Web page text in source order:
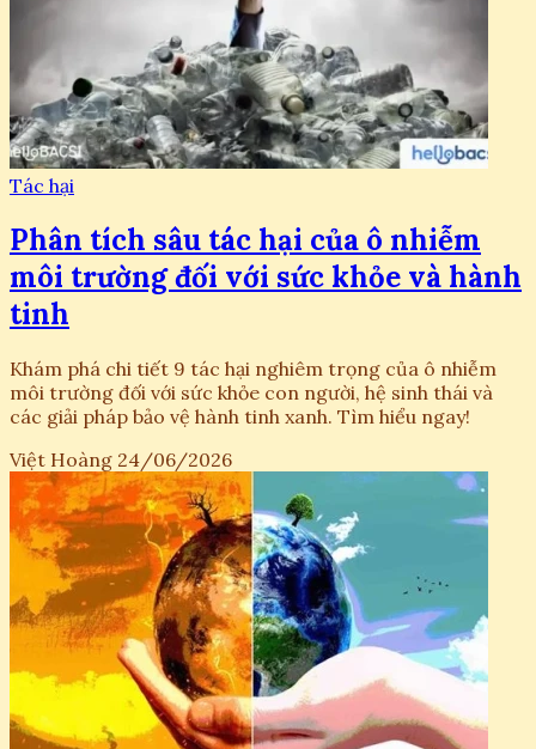
Tác hại
Phân tích sâu tác hại của ô nhiễm
môi trường đối với sức khỏe và hành
tinh
Khám phá chi tiết 9 tác hại nghiêm trọng của ô nhiễm
môi trường đối với sức khỏe con người, hệ sinh thái và
các giải pháp bảo vệ hành tinh xanh. Tìm hiểu ngay!
Việt Hoàng 24/06/2026